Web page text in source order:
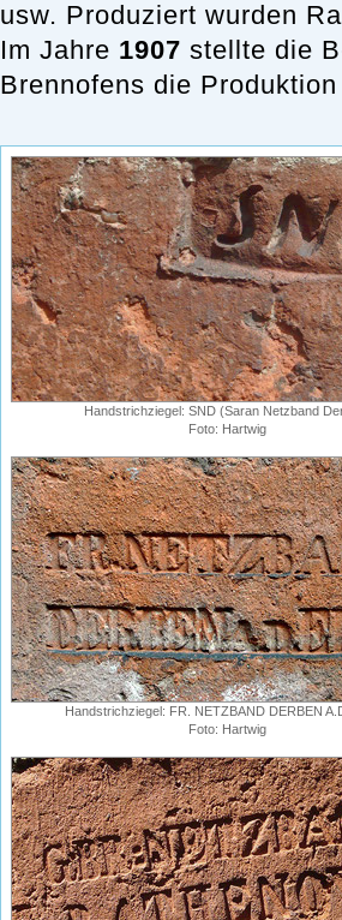
usw. Produziert wurden
Im Jahre 1907 stellte die
Brennofens die
Handstrichziegel: SND (Saran Netzband
Foto: Hartwig
Handstrichziegel: FR. NETZBAND DERBEN
Foto: Hartwig